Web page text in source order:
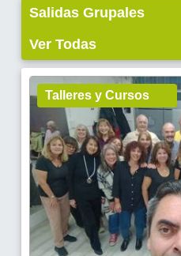
Salidas Grupales
Ver Todas
Talleres y Cursos